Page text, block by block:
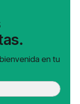
en tu